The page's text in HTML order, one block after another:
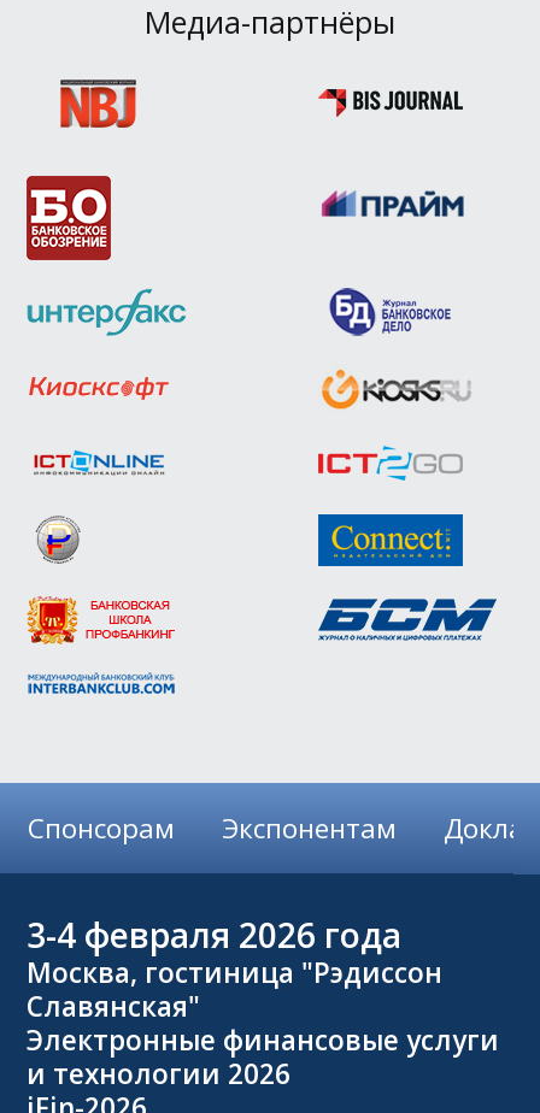
Медиа-партнёры
Спонсорам Экспонентам
3-4 февраля 2026 года
Москва, гостиница "Рэдиссон
Славянская"
Электронные финансовые услуги
и технологии 2026